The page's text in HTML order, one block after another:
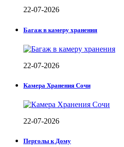
22-07-2026
Багаж в камеру хранения
22-07-2026
Камера Хранения Сочи
22-07-2026
Перголы к Дому